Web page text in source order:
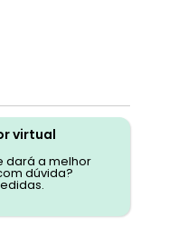
virtual
dará a melhor
dúvida?